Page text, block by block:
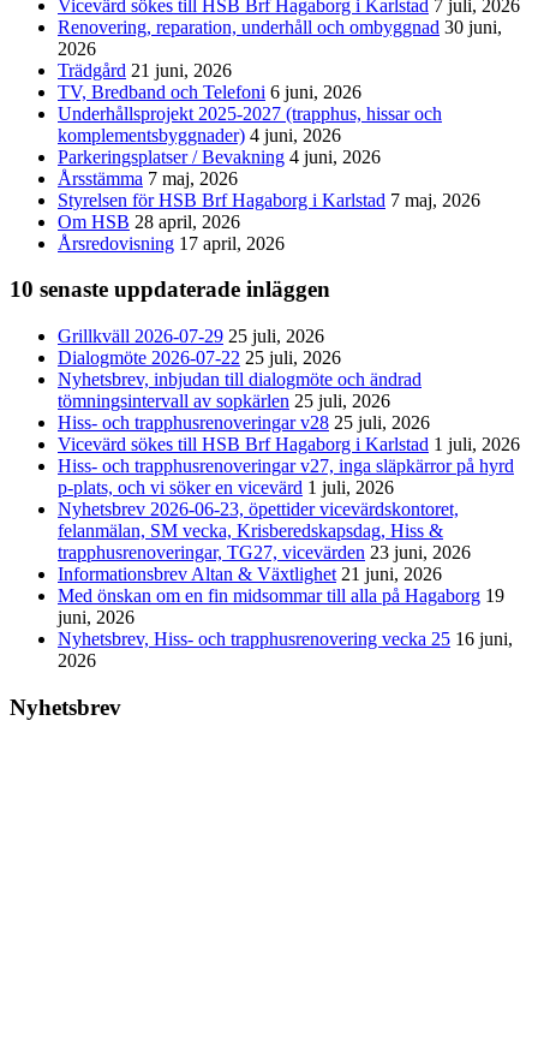
Vicevärd sökes till HSB Brf Hagaborg i Karlstad 7 juli, 2026
Renovering, reparation, underhåll och ombyggnad 30 juni,
2026
Trädgård 21 juni, 2026
TV, Bredband och Telefoni 6 juni, 2026
Underhållsprojekt 2025-2027 (trapphus, hissar och
komplementsbyggnader) 4 juni, 2026
Parkeringsplatser / Bevakning 4 juni, 2026
Årsstämma 7 maj, 2026
Styrelsen för HSB Brf Hagaborg i Karlstad 7 maj, 2026
Om HSB 28 april, 2026
Årsredovisning 17 april, 2026
10 senaste uppdaterade inläggen
Grillkväll 2026-07-29 25 juli, 2026
Dialogmöte 2026-07-22 25 juli, 2026
Nyhetsbrev, inbjudan till dialogmöte och ändrad
tömningsintervall av sopkärlen 25 juli, 2026
Hiss- och trapphusrenoveringar v28 25 juli, 2026
Vicevärd sökes till HSB Brf Hagaborg i Karlstad 1 juli, 2026
Hiss- och trapphusrenoveringar v27, inga släpkärror på hyrd
p-plats, och vi söker en vicevärd 1 juli, 2026
Nyhetsbrev 2026-06-23, öpettider vicevärdskontoret,
felanmälan, SM vecka, Krisberedskapsdag, Hiss &
trapphusrenoveringar, TG27, vicevärden 23 juni, 2026
Informationsbrev Altan & Växtlighet 21 juni, 2026
Med önskan om en fin midsommar till alla på Hagaborg 19
juni, 2026
Nyhetsbrev, Hiss- och trapphusrenovering vecka 25 16 juni,
2026
Nyhetsbrev